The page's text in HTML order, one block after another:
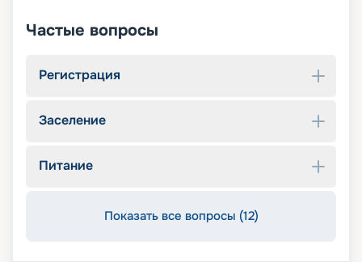
Частые вопросы
Регистрация
Заселение
Питание
Показать все вопросы (12)